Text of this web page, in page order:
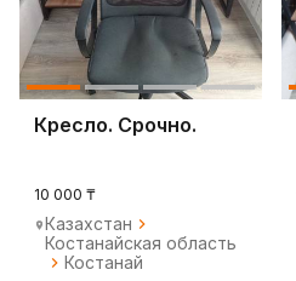
Кресло. Срочно.
10 000 ₸
Казахстан
Костанайская область
Костанай